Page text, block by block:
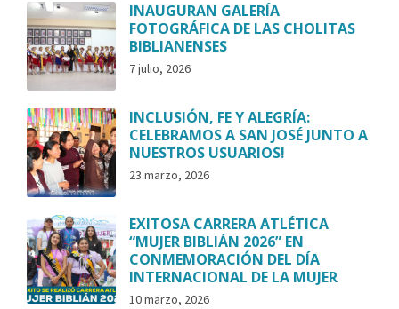
INAUGURAN GALERÍA
FOTOGRÁFICA DE LAS CHOLITAS
BIBLIANENSES
7 julio, 2026
INCLUSIÓN, FE Y ALEGRÍA:
CELEBRAMOS A SAN JOSÉ JUNTO A
NUESTROS USUARIOS!
23 marzo, 2026
EXITOSA CARRERA ATLÉTICA
“MUJER BIBLIÁN 2026” EN
CONMEMORACIÓN DEL DÍA
INTERNACIONAL DE LA MUJER
10 marzo, 2026